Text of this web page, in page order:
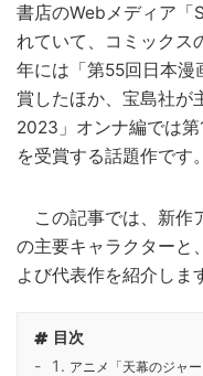
書店のWebメディア「
れていて、コミックス
年には「第55回日本漫
賞したほか、宝島社が
2023」オンナ編では
を受賞する話題作です。
この記事では、新作
の主要キャラクターと
よび代表作を紹介しま
目次
アニメ「天幕のジャ